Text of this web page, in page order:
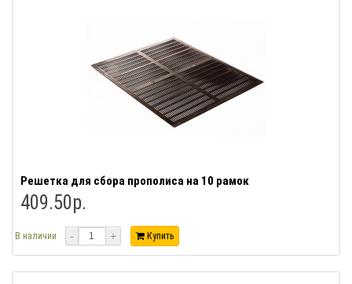
Решетка для сбора прополиса на 10 рамок
409.50р.
В наличии - + Купить